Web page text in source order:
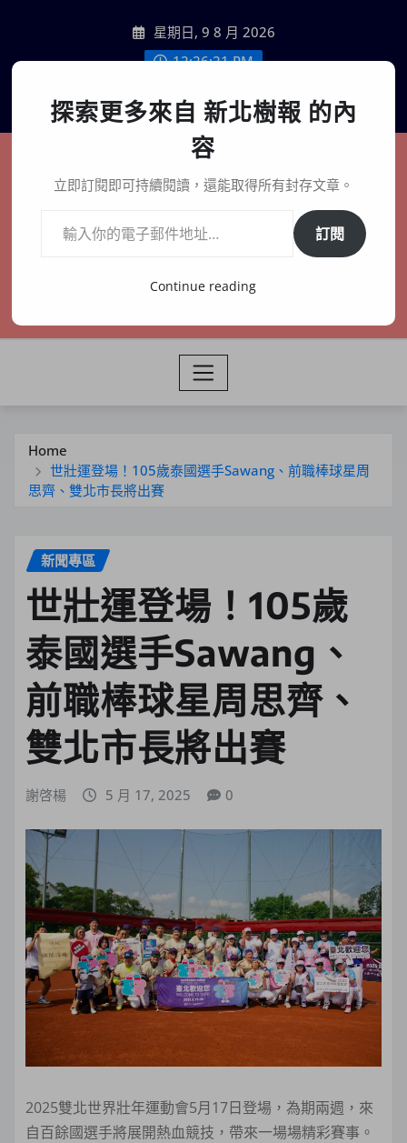
content
星期日, 9 8 月 2026
12:26:22 PM
聯絡我們
新北樹報
在地、記憶、連結、創生
Home
世壯運登場！105歲泰國選手Sawang、前職棒球星周
思齊、雙北市長將出賽
新聞專區
世壯運登場！105歲
泰國選手Sawang、
前職棒球星周思齊、
雙北市長將出賽
謝啓楊 5 月 17, 2025 0
2025雙北世界壯年運動會5月17日登場，為期兩週，來
自百餘國選手將展開熱血競技，帶來一場場精彩賽事。
探索更多來自 新北樹報 的內
容
立即訂閱即可持續閱讀，還能取得所有封存文章。
訂閱
Continue reading